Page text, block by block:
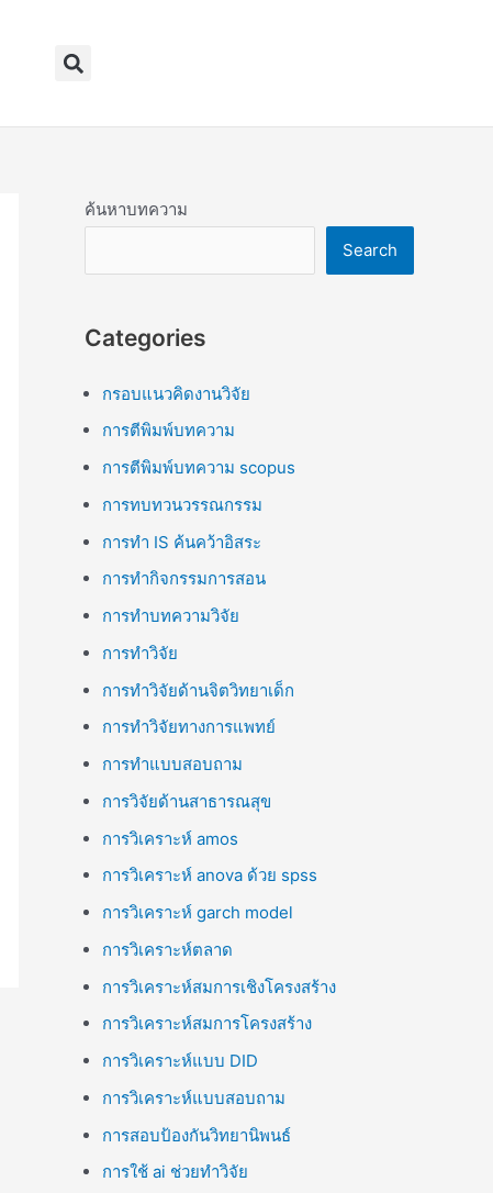
Search
ค้นหาบทความ
Search
Categories
กรอบแนวคิดงานวิจัย
การตีพิมพ์บทความ
การตีพิมพ์บทความ scopus
การทบทวนวรรณกรรม
การทำ IS ค้นคว้าอิสระ
การทำกิจกรรมการสอน
การทำบทความวิจัย
การทำวิจัย
การทำวิจัยด้านจิตวิทยาเด็ก
การทำวิจัยทางการแพทย์
การทำแบบสอบถาม
การวิจัยด้านสาธารณสุข
การวิเคราะห์ amos
การวิเคราะห์ anova ด้วย spss
การวิเคราะห์ garch model
การวิเคราะห์ตลาด
การวิเคราะห์สมการเชิงโครงสร้าง
การวิเคราะห์สมการโครงสร้าง
การวิเคราะห์แบบ DID
การวิเคราะห์แบบสอบถาม
การสอบป้องกันวิทยานิพนธ์
การใช้ ai ช่วยทำวิจัย